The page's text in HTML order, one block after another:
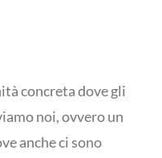
concreta dove gli
noi, ovvero un
anche ci sono